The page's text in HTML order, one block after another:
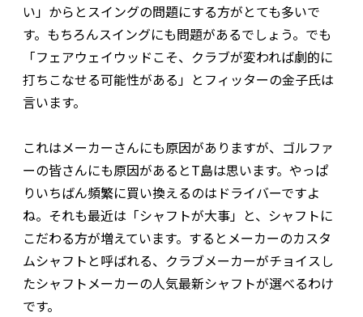
い」からとスイングの問題にする方がとても多いで
す。もちろんスイングにも問題があるでしょう。でも
「フェアウェイウッドこそ、クラブが変われば劇的に
打ちこなせる可能性がある」とフィッターの金子氏は
言います。
これはメーカーさんにも原因がありますが、ゴルファ
ーの皆さんにも原因があるとT島は思います。やっぱ
りいちばん頻繁に買い換えるのはドライバーですよ
ね。それも最近は「シャフトが大事」と、シャフトに
こだわる方が増えています。するとメーカーのカスタ
ムシャフトと呼ばれる、クラブメーカーがチョイスし
たシャフトメーカーの人気最新シャフトが選べるわけ
です。